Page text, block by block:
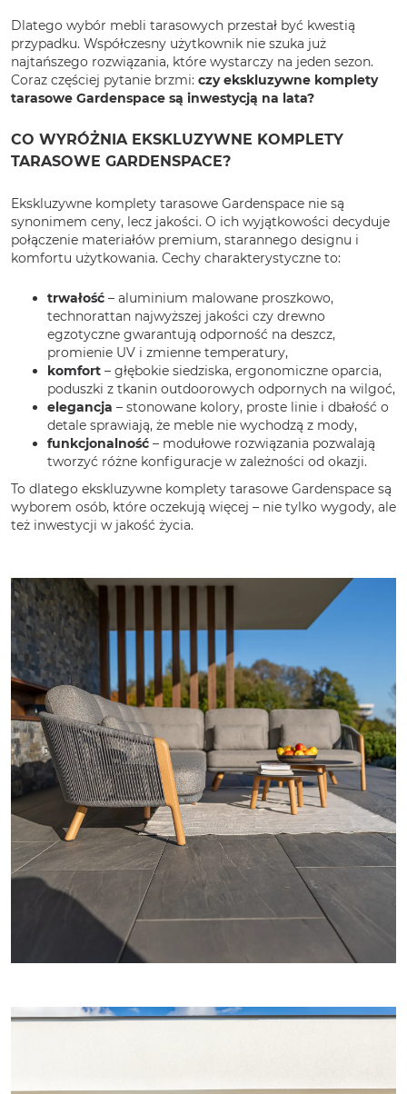
Dlatego wybór mebli tarasowych przestał być kwestią
przypadku. Współczesny użytkownik nie szuka już
najtańszego rozwiązania, które wystarczy na jeden sezon.
Coraz częściej pytanie brzmi: czy ekskluzywne komplety
tarasowe Gardenspace są inwestycją na lata?
CO WYRÓŻNIA EKSKLUZYWNE KOMPLETY
TARASOWE GARDENSPACE?
Ekskluzywne komplety tarasowe Gardenspace nie są
synonimem ceny, lecz jakości. O ich wyjątkowości decyduje
połączenie materiałów premium, starannego designu i
komfortu użytkowania. Cechy charakterystyczne to:
trwałość – aluminium malowane proszkowo,
technorattan najwyższej jakości czy drewno
egzotyczne gwarantują odporność na deszcz,
promienie UV i zmienne temperatury,
komfort – głębokie siedziska, ergonomiczne oparcia,
poduszki z tkanin outdoorowych odpornych na wilgoć,
elegancja – stonowane kolory, proste linie i dbałość o
detale sprawiają, że meble nie wychodzą z mody,
funkcjonalność – modułowe rozwiązania pozwalają
tworzyć różne konfiguracje w zależności od okazji.
To dlatego ekskluzywne komplety tarasowe Gardenspace są
wyborem osób, które oczekują więcej – nie tylko wygody, ale
też inwestycji w jakość życia.